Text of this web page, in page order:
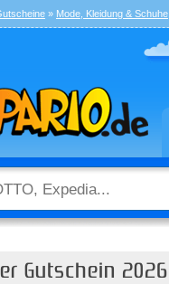
» Mode, Kleidung & Schuhe
Gutschein 2026